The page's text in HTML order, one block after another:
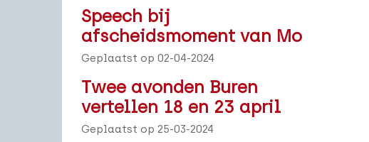
Speech bij
afscheidsmoment van Mo
Geplaatst op 02-04-2024
Twee avonden Buren
vertellen 18 en 23 april
Geplaatst op 25-03-2024